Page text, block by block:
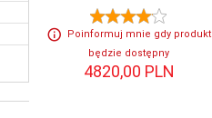
Poinformuj mnie gdy produkt
będzie dostępny
4820,00 PLN